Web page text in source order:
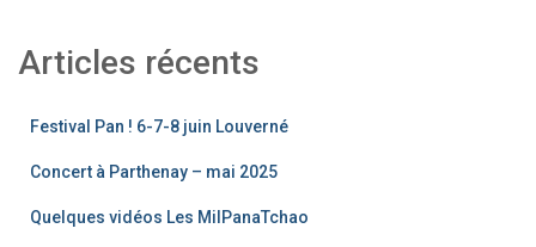
Articles récents
Festival Pan ! 6-7-8 juin Louverné
Concert à Parthenay – mai 2025
Quelques vidéos Les MilPanaTchao